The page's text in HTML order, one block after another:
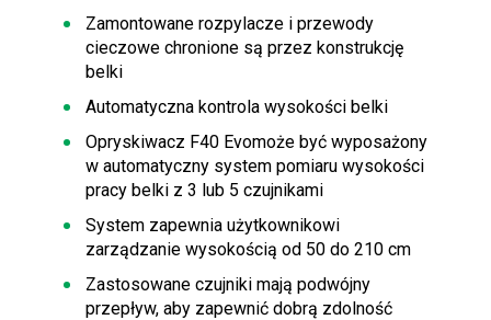
Zamontowane rozpylacze i przewody
cieczowe chronione są przez konstrukcję
belki
Automatyczna kontrola wysokości belki
Opryskiwacz F40 Evomoże być wyposażony
w automatyczny system pomiaru wysokości
pracy belki z 3 lub 5 czujnikami
System zapewnia użytkownikowi
zarządzanie wysokością od 50 do 210 cm
Zastosowane czujniki mają podwójny
przepływ, aby zapewnić dobrą zdolność